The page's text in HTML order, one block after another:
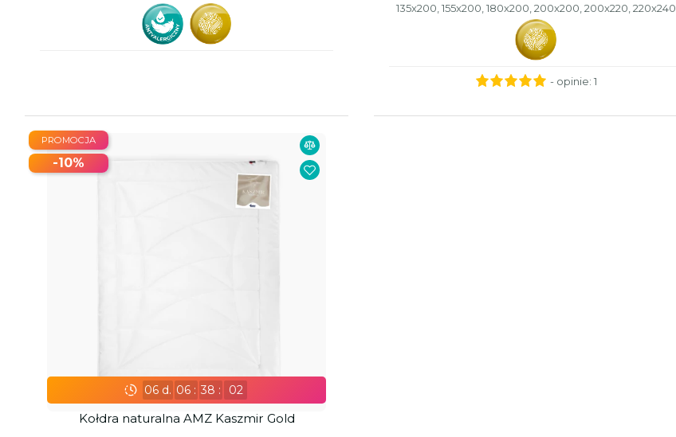
135x200, 155x200, 180x200, 200x200, 200x220, 220x240
- opinie: 1
06 d. 06 : 38 : 01
Kołdra naturalna AMZ Kaszmir Gold
PROMOCJA
-10%